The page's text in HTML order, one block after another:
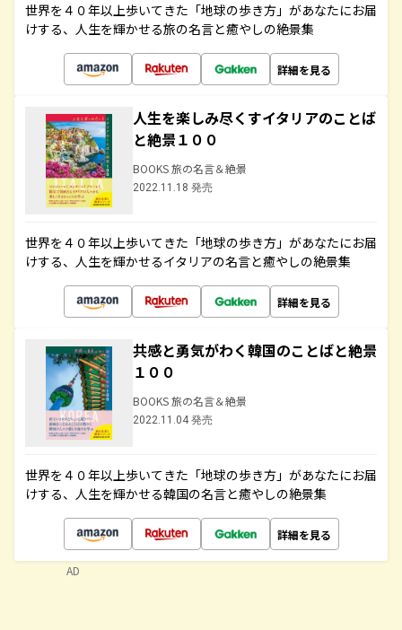
世界を４０年以上歩いてきた「地球の歩き方」があなたにお届
けする、人生を輝かせる旅の名言と癒やしの絶景集
詳細を見る
人生を楽しみ尽くすイタリアのことば
と絶景１００
BOOKS 旅の名言＆絶景
2022.11.18 発売
世界を４０年以上歩いてきた「地球の歩き方」があなたにお届
けする、人生を輝かせるイタリアの名言と癒やしの絶景集
詳細を見る
共感と勇気がわく韓国のことばと絶景
１００
BOOKS 旅の名言＆絶景
2022.11.04 発売
世界を４０年以上歩いてきた「地球の歩き方」があなたにお届
けする、人生を輝かせる韓国の名言と癒やしの絶景集
詳細を見る
AD